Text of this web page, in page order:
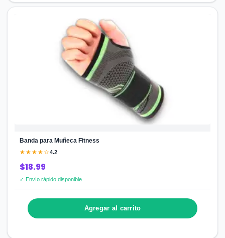
Banda para Muñeca Fitness
★★★★☆4.2
$18.99
✓ Envío rápido disponible
Agregar al carrito